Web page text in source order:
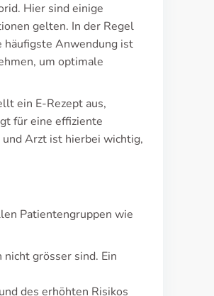
Hier sind einige
gelten. In der Regel
häufigste Anwendung ist
um optimale
ein E-Rezept aus,
für eine effiziente
Arzt ist hierbei wichtig,
Patientengruppen wie
grösser sind. Ein
des erhöhten Risikos